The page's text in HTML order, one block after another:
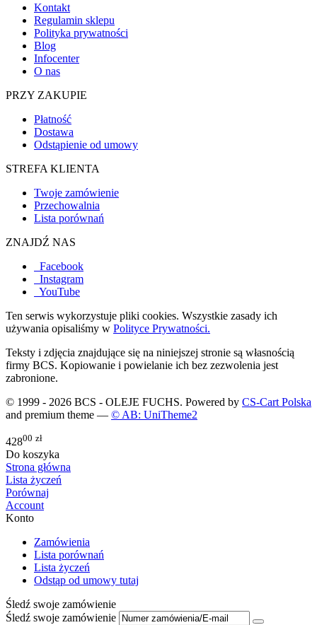
Kontakt
Regulamin sklepu
Polityka prywatności
Blog
Infocenter
O nas
PRZY ZAKUPIE
Płatność
Dostawa
Odstąpienie od umowy
STREFA KLIENTA
Twoje zamówienie
Przechowalnia
Lista porównań
ZNAJDŹ NAS
Facebook
Instagram
YouTube
Ten serwis wykorzystuje pliki cookies. Wszystkie zasady ich
używania opisaliśmy w Polityce Prywatności.
Teksty i zdjęcia znajdujące się na niniejszej stronie są własnością
firmy BCS. Kopiowanie i powielanie ich bez zezwolenia jest
zabronione.
© 1999 - 2026 BCS - OLEJE FUCHS. Powered by CS-Cart Polska
and premium theme — © AB: UniTheme2
42800 zł
Do koszyka
Strona główna
Lista życzeń
Porównaj
Account
Konto
Zamówienia
Lista porównań
Lista życzeń
Odstąp od umowy tutaj
Śledź swoje zamówienie
Śledź swoje zamówienie